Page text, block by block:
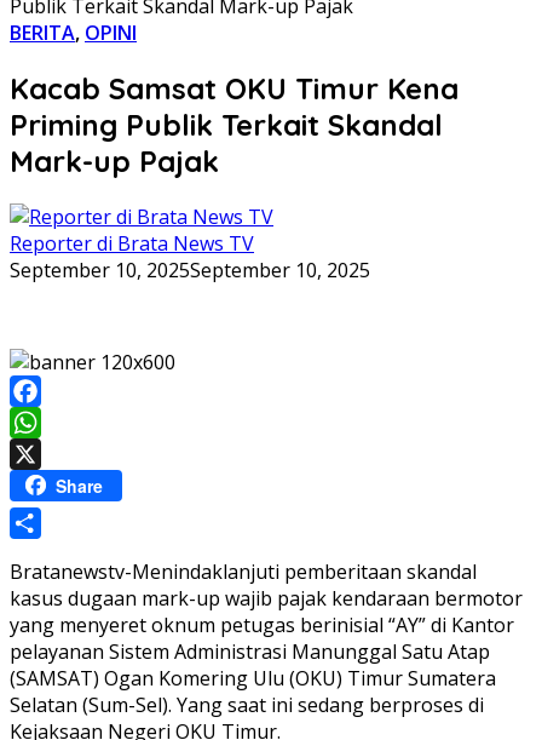
Publik Terkait Skandal Mark-up Pajak
BERITA, OPINI
Kacab Samsat OKU Timur Kena
Priming Publik Terkait Skandal
Mark-up Pajak
Reporter di Brata News TV
September 10, 2025September 10, 2025
Facebook
WhatsApp
Share
Bratanewstv-Menindaklanjuti pemberitaan skandal
kasus dugaan mark-up wajib pajak kendaraan bermotor
yang menyeret oknum petugas berinisial “AY” di Kantor
pelayanan Sistem Administrasi Manunggal Satu Atap
(SAMSAT) Ogan Komering Ulu (OKU) Timur Sumatera
Selatan (Sum-Sel). Yang saat ini sedang berproses di
Kejaksaan Negeri OKU Timur.